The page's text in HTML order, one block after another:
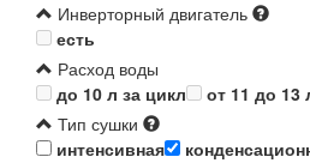
Инверторный двигатель
есть
Расход воды
до 10 л за цикл
от 11 до 13
Тип сушки
интенсивная